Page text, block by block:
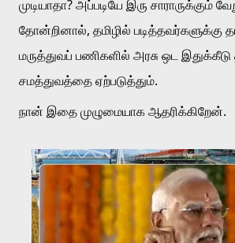
முடியாதா? அப்படியே இரு சாராருக்கும்
தோன்றினால், தமிழில் படித்தவர்களுக்கு
மருத்துவப் பணிகளில் அரசு ஒட
சமத்துவத்தை ஏற்படுத்தும்.
நான் இதை முழுமையாக ஆதரிக்கிறேன்.